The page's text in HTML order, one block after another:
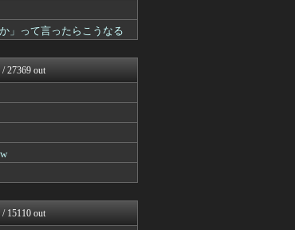
報
報
報
プ
イムズ
」って言ったらこうなる
27369 out
15110 out